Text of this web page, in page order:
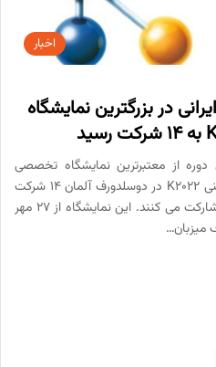
اخبار
در بزرگترین نمایشگاه
دوره از معتبرترین نمایشگاه تخصصی
پلاستیک و لاستیک دنیا یعنی K2022 در دوسلدورف آلمان 14 شرکت
ایرانی به شکل غرفه گذار مشارکت می کنند. این نمایشگاه از 27 مهر